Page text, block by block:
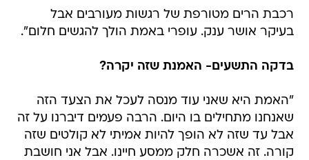
רכבת הרים מטורפת של רגשות מעורבים אבל
בעיקר אושר ענק. עופרי באמת הולך להגשים חלום".
בדקה התשעים- האמנת שזה יקרה?
"האמת היא שאני עוד מנסה לעכל את הצעד הזה
שאנחנו מתחילים בו היום. הרבה פעמים דיברנו על זה
אבל עד שזה לא הופך להיות אמיתי לא קולטים שזה
קורה. זה אשכרה חלק ממסע חיינו. אבל אני חושבת